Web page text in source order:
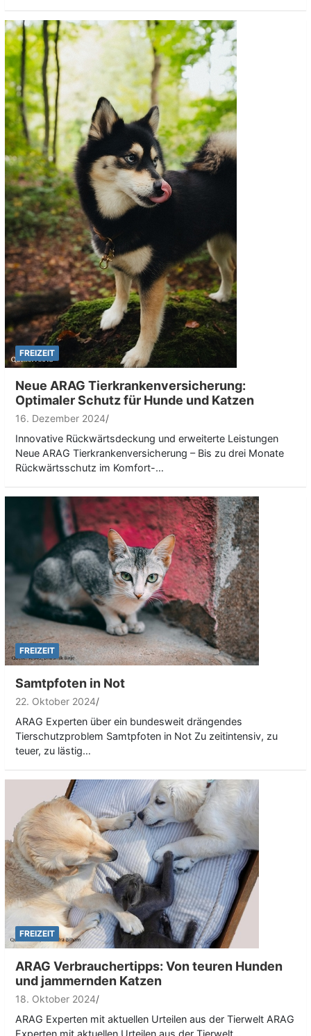
FREIZEIT
Neue ARAG Tierkrankenversicherung:
Optimaler Schutz für Hunde und Katzen
16. Dezember 2024
Innovative Rückwärtsdeckung und erweiterte Leistungen
Neue ARAG Tierkrankenversicherung – Bis zu drei Monate
Rückwärtsschutz im Komfort-…
FREIZEIT
Samtpfoten in Not
22. Oktober 2024
ARAG Experten über ein bundesweit drängendes
Tierschutzproblem Samtpfoten in Not Zu zeitintensiv, zu
teuer, zu lästig…
FREIZEIT
ARAG Verbrauchertipps: Von teuren Hunden
und jammernden Katzen
18. Oktober 2024
ARAG Experten mit aktuellen Urteilen aus der Tierwelt ARAG
Experten mit aktuellen Urteilen aus der Tierwelt…